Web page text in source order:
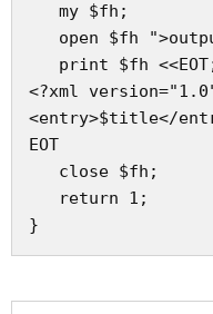
   my $fh;
open $fh
print $fh
<?xml
<entry>$title</
EOT
   close $fh;
   return 1;